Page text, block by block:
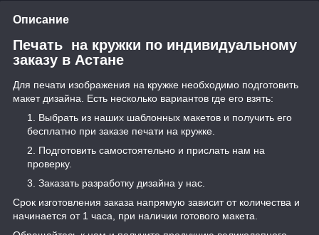
Описание
Печать на кружки по индивидуальному
заказу в Астане
Для печати изображения на кружке необходимо подготовить
макет дизайна. Есть несколько вариантов где его взять:
Выбрать из наших шаблонных макетов и получить его
бесплатно при заказе печати на кружке.
Подготовить самостоятельно и прислать нам на
проверку.
Заказать разработку дизайна у нас.
Срок изготовления заказа напрямую зависит от количества и
начинается от 1 часа, при наличии готового макета.